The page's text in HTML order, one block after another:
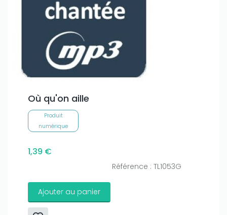
Où qu'on aille
Produit
numérique
1,39 €
Référence : TL1053G
Ajouter au panier